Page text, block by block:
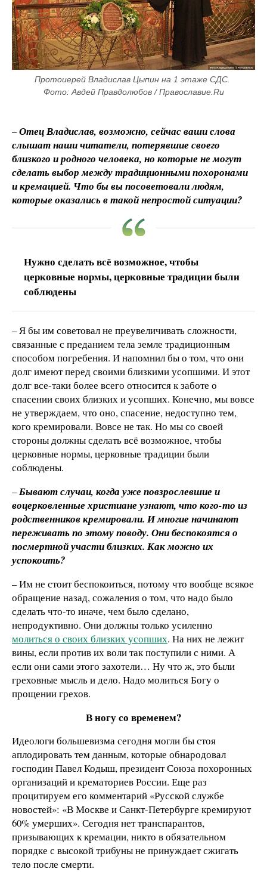
Протоиерей Владислав Цыпин на 1 этаже СДС.
Фото: Авдей Правдолюбов / Православие.Ru
–Отец Владислав, возможно, сейчас ваши слова
слышат наши читатели, потерявшие своего
близкого и родного человека, но которые не могут
сделать выбор между традиционными похоронами
и кремацией. Что бы вы посоветовали людям,
которые оказались в такой непростой ситуации?
Нужно сделать всё возможное, чтобы
церковные нормы, церковные традиции были
соблюдены
– Я бы им советовал не преувеличивать сложности,
связанные с преданием тела земле традиционным
способом погребения. И напомнил бы о том, что они
долг имеют перед своими близкими усопшими. И этот
долг все-таки более всего относится к заботе о
спасении своих близких и усопших. Конечно, мы вовсе
не утверждаем, что оно, спасение, недоступно тем,
кого кремировали. Вовсе не так. Но мы со своей
стороны должны сделать всё возможное, чтобы
церковные нормы, церковные традиции были
соблюдены.
–Бывают случаи, когда уже повзрослевшие и
воцерковленные христиане узнают, что кого-то из
родственников кремировали. И многие начинают
переживать по этому поводу. Они беспокоятся о
посмертной участи близких. Как можно их
успокоить?
– Им не стоит беспокоиться, потому что вообще всякое
обращение назад, сожаления о том, что надо было
сделать что-то иначе, чем было сделано,
непродуктивно. Они должны только усиленно
молиться о своих близких усопших. На них не лежит
вины, если против их воли так поступили с ними. А
если они сами этого захотели… Ну что ж, это были
греховные мысль и дело. Надо молиться Богу о
прощении грехов.
В ногу со временем?
Идеологи большевизма сегодня могли бы стоя
аплодировать тем данным, которые обнародовал
господин Павел Кодыш, президент Союза похоронных
организаций и крематориев России. Еще раз
процитируем его комментарий «Русской службе
новостей»: «В Москве и Санкт-Петербурге кремируют
60% умерших». Сегодня нет транспарантов,
призывающих к кремации, никто в обязательном
порядке с высокой трибуны не принуждает сжигать
тело после смерти.